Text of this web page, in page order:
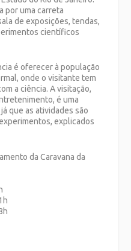
por uma carreta
de exposições, tendas,
científicos
é oferecer à população
onde o visitante tem
a ciência. A visitação,
é uma
que as atividades são
explicados
da Caravana da